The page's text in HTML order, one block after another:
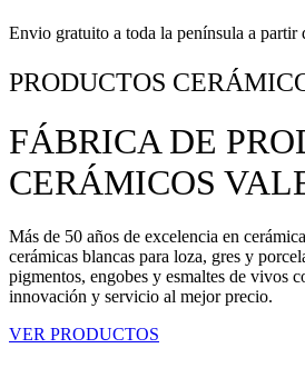
Envio gratuito a toda la península a partir
PRODUCTOS
FÁBRICA DE
CERÁMICOS
Más de 50 años de excelencia en
cerámicas blancas para loza, gres y
pigmentos, engobes y esmaltes de vivos
innovación y servicio al mejor precio.
VER PRODUCTOS